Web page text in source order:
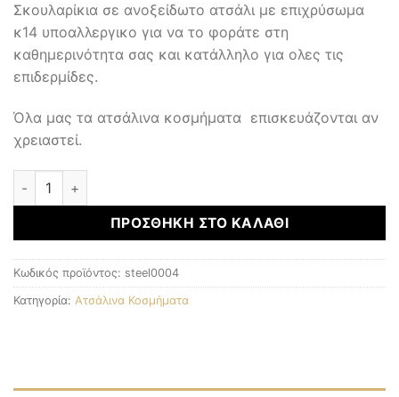
Σκουλαρίκια σε ανοξείδωτο ατσάλι με επιχρύσωμα
κ14 υποαλλεργικο για να το φοράτε στη
καθημερινότητα σας και κατάλληλο για ολες τις
επιδερμίδες.
Όλα μας τα ατσάλινα κοσμήματα επισκευάζονται αν
χρειαστεί.
ΑΤΣΑΛΙΝΑ ΚΟΣΜΗΜΑΤΑ ποσότητα
ΠΡΟΣΘΉΚΗ ΣΤΟ ΚΑΛΆΘΙ
Κωδικός προϊόντος: steel0004
Κατηγορία: Ατσάλινα Κοσμήματα